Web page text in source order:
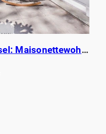
Düsseldorf-Niederkassel: Maisonettewohnung mit Terrasse am Garten & Balkon. Fußläufig vom Rhein!